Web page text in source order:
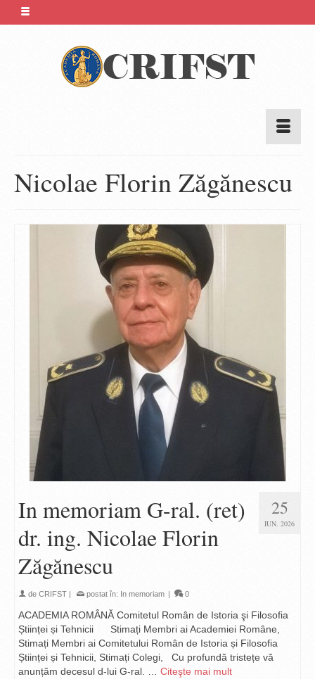
Nicolae Florin Zăgănescu
25
IUN. 2026
In memoriam G-ral. (ret)
dr. ing. Nicolae Florin
Zăgănescu
de CRIFST | postat în: In memoriam | 0
ACADEMIA ROMÂNĂ Comitetul Român de Istoria şi Filosofia
Științei și Tehnicii Stimați Membri ai Academiei Române,
Stimați Membri ai Comitetului Român de Istoria și Filosofia
Științei și Tehnicii, Stimați Colegi, Cu profundă tristețe vă
anunțăm decesul d-lui G-ral. … Citeşte mai mult